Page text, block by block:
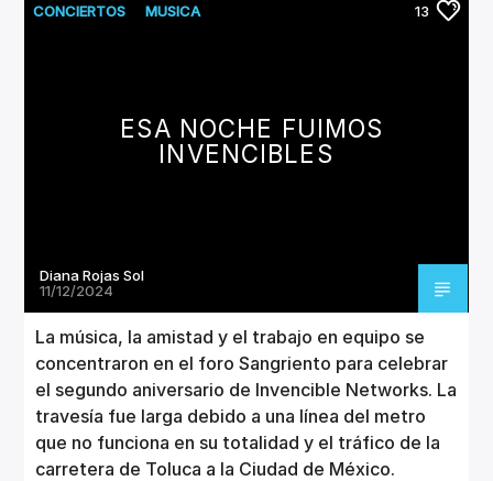
CONCIERTOS MUSICA 13
ESA NOCHE FUIMOS
INVENCIBLES
Diana Rojas Sol
11/12/2024
La música, la amistad y el trabajo en equipo se
concentraron en el foro Sangriento para celebrar
el segundo aniversario de Invencible Networks. La
travesía fue larga debido a una línea del metro
que no funciona en su totalidad y el tráfico de la
carretera de Toluca a la Ciudad de México.